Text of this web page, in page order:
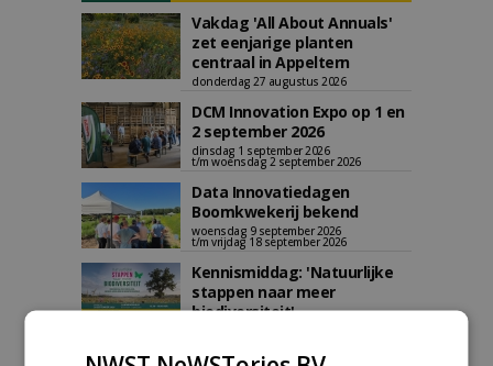
Vakdag 'All About Annuals'
zet eenjarige planten
centraal in Appeltern
donderdag 27 augustus 2026
DCM Innovation Expo op 1 en
2 september 2026
dinsdag 1 september 2026
t/m woensdag 2 september 2026
Data Innovatiedagen
Boomkwekerij bekend
woensdag 9 september 2026
t/m vrijdag 18 september 2026
Kennismiddag: 'Natuurlijke
stappen naar meer
biodiversiteit'
Landelijke Jongerendag